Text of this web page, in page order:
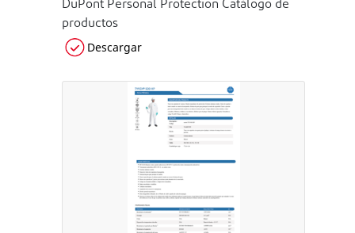
DuPont Personal Protection Catálogo de
productos
Descargar